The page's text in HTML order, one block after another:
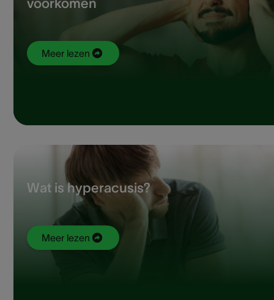
voorkomen
Meer lezen
Wat is hyperacusis?
Meer lezen